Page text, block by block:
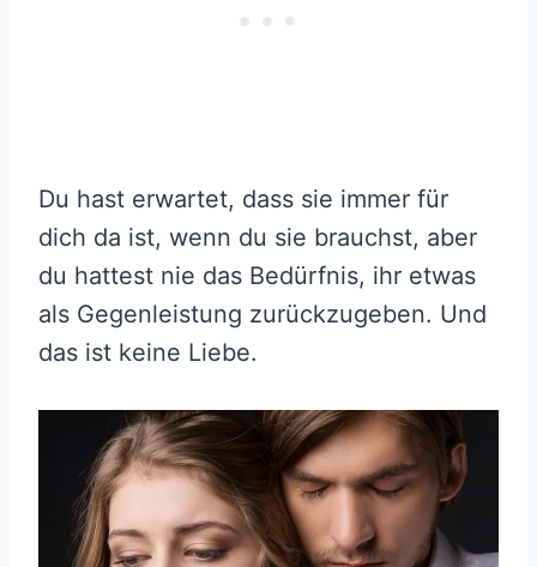
Du hast erwartet, dass sie immer für
dich da ist, wenn du sie brauchst, aber
du hattest nie das Bedürfnis, ihr etwas
als Gegenleistung zurückzugeben. Und
das ist keine Liebe.